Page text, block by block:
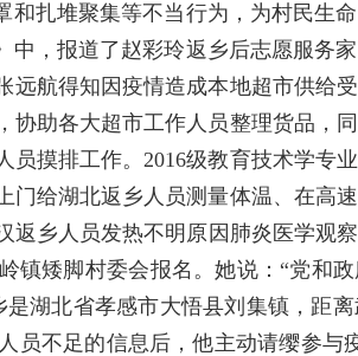
扎堆聚集等不当行为，为村民生
，报道了赵彩玲返乡后志愿服务
航得知因疫情造成本地超市供给
助各大超市工作人员整理货品，
摸排工作。2016级教育技术学专
给湖北返乡人员测量体温、在高
乡人员发热不明原因肺炎医学观
镇矮脚村委会报名。她说：“党和
湖北省孝感市大悟县刘集镇，距
员不足的信息后，他主动请缨参